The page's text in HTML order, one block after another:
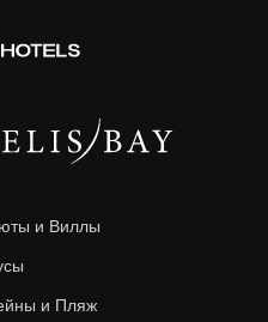
и Виллы
и Пляж